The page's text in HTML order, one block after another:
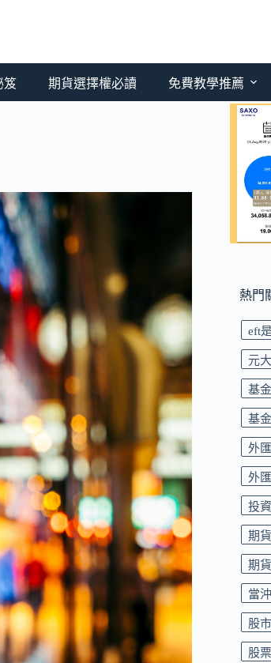
笈 期貨選擇權必讀 免費教學推薦
熱門
eft
元
基
基
外
外
投
期
期
當
股
股